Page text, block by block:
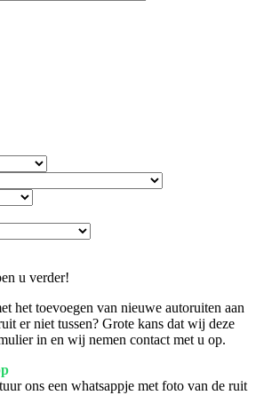
u verder!
het toevoegen van nieuwe autoruiten aan
er niet tussen? Grote kans dat wij deze
in en wij nemen contact met u op.
ons een whatsappje met foto van de ruit